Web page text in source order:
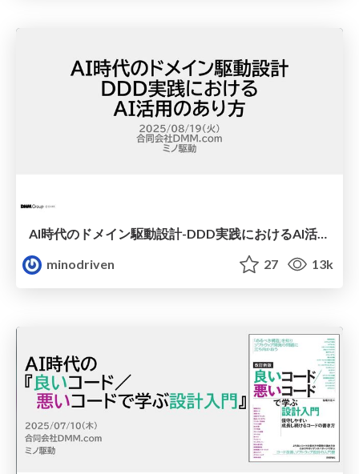
AI時代のドメイン駆動設計-DDD実践におけるAI活用のあり方 / ddd-in-ai-era
minodriven
27 13k